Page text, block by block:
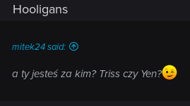
Hooligans
mitek24 said:
a ty jesteś za kim? Triss czy Yen?